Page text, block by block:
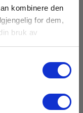
kombinere den
for dem,
bruk av